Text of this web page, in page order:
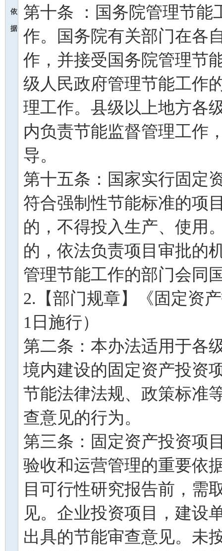
依
据
第十条 ：国务院管理节能
作。国务院有关部门在各
作，并接受国务院管理节
级人民政府管理节能工作
理工作。县级以上地方各
内负责节能监督管理工作
导。
第十五条：国家实行固定
符合强制性节能标准的项
的，不得投入生产、使用
的，依法负责项目审批的
管理节能工作的部门会同
2.【部门规章】《固定资
1日施行）
第二条：本办法适用于各
境内建设的固定资产投资
节能法律法规、政策标准
查意见的行为。
第三条：固定资产投资项
验收和运营管理的重要依
目可行性研究报告前，需
见。企业投资项目，建设
出具的节能审查意见。未